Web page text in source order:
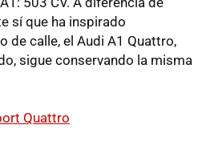
sí que ha inspirado
de calle, el Audi A1 Quattro,
sigue conservando la misma
Quattro